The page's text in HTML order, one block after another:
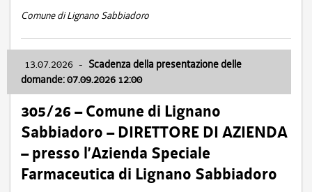
Comune di Lignano Sabbiadoro
13.07.2026 - Scadenza della presentazione delle
domande: 07.09.2026 12:00
305/26 – Comune di Lignano
Sabbiadoro – DIRETTORE DI AZIENDA
– presso l’Azienda Speciale
Farmaceutica di Lignano Sabbiadoro